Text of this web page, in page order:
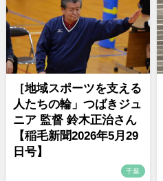
［地域スポーツを支える
人たちの輪」つばきジュ
ニア 監督 鈴木正治さん
【稲毛新聞2026年5月29
日号】
千葉